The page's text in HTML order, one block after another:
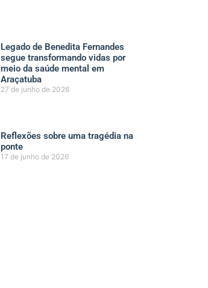
Legado de Benedita Fernandes
segue transformando vidas por
meio da saúde mental em
Araçatuba
27 de junho de 2026
Reflexões sobre uma tragédia na
ponte
17 de junho de 2026